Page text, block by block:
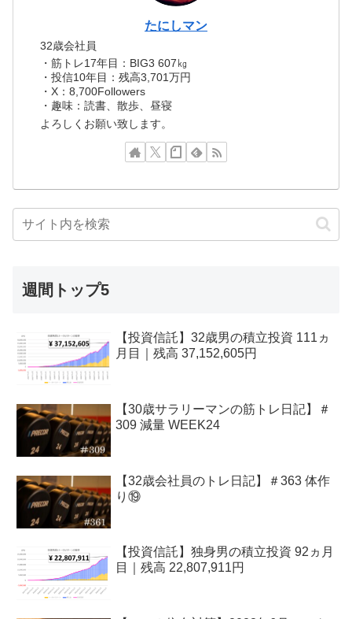
たにしマン
32歳会社員
・筋トレ17年目：BIG3 607㎏
・投信10年目：残高3,701万円
・X：8,700Followers
・趣味：読書、散歩、昼寝
よろしくお願い致します。
週間トップ5
【投資信託】32歳男の積立投資 111ヵ
月目｜残高 37,152,605円
【30歳サラリーマンの筋トレ日記】＃
309 減量 WEEK24
【32歳会社員のトレ日記】＃363 体作
り⑲
【投資信託】独身男の積立投資 92ヵ月
目｜残高 22,807,911円